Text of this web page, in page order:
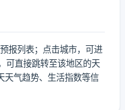
报列表；点击城市，可进
可直接跳转至该地区的天
天气趋势、生活指数等信